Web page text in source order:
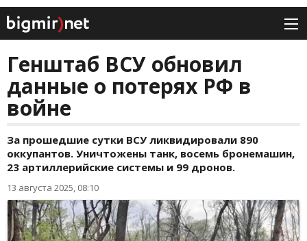
Генштаб ВСУ обновил
данные о потерях РФ в
войне
За прошедшие сутки ВСУ ликвидировали 890
оккупантов. Уничтожены танк, восемь бронемашин,
23 артиллерийские системы и 99 дронов.
13 августа 2025, 08:10